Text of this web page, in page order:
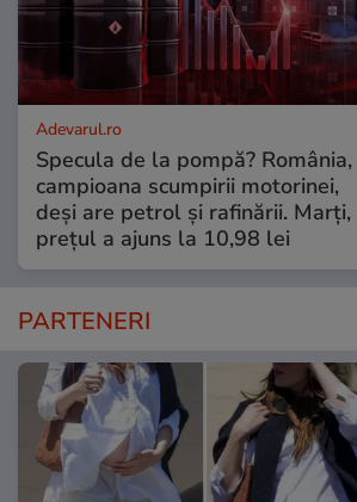
Adevarul.ro
Specula de la pompă? România,
campioana scumpirii motorinei,
deși are petrol și rafinării. Marți,
prețul a ajuns la 10,98 lei
PARTENERI